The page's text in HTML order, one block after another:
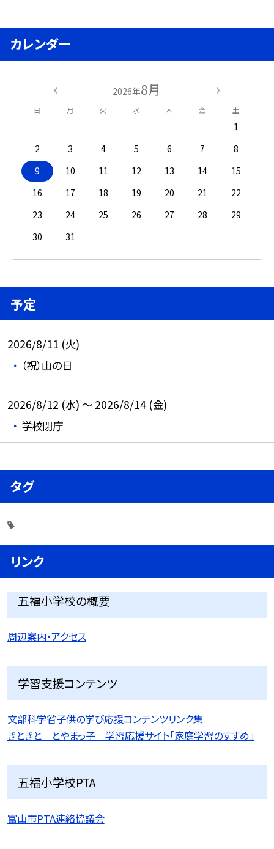
カレンダー
2026年8月
日 月 火 水 木 金 土
1
2
3 4 5 6 7
8
9
10 11 12 13 14
15
16
17 18 19 20 21
22
23
24 25 26 27 28
29
30
31
予定
2026/8/11 (火)
（祝）山の日
2026/8/12 (水) ～ 2026/8/14 (金)
学校閉庁
タグ
リンク
五福小学校の概要
周辺案内・アクセス
学習支援コンテンツ
文部科学省子供の学び応援コンテンツリンク集
きときと とやまっ子 学習応援サイト「家庭学習のすすめ」
五福小学校PTA
富山市PTA連絡協議会